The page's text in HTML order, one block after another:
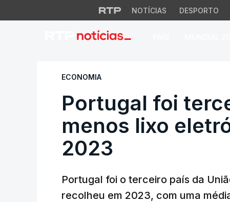
NOTÍCIAS DESPORTO
Portugal foi
ECONOMIA
Portugal foi
menos lixo
2023
Portugal foi o terceiro país da
recolheu em 2023, com uma